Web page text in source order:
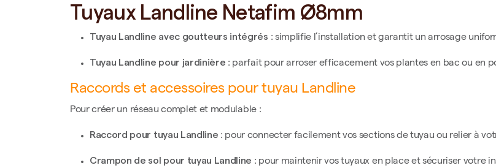
Tuyaux Landline Netafim Ø8mm
Tuyau Landline avec goutteurs intégrés : simplifie l’installation et garantit un arrosage
Tuyau Landline pour jardinière : parfait pour arroser efficacement vos plantes en bac ou en
Raccords et accessoires pour tuyau Landline
Pour créer un réseau complet et modulable :
Raccord pour tuyau Landline : pour connecter facilement vos sections de tuyau ou relier à
Crampon de sol pour tuyau Landline : pour maintenir vos tuyaux en place et sécuriser votre